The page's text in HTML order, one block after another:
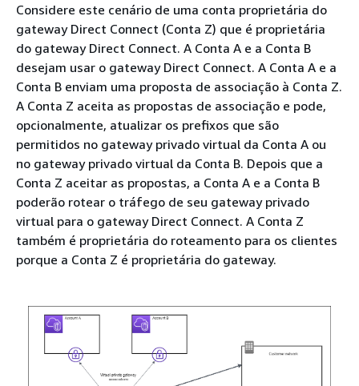
Considere este cenário de uma conta proprietária do
gateway Direct Connect (Conta Z) que é proprietária
do gateway Direct Connect. A Conta A e a Conta B
desejam usar o gateway Direct Connect. A Conta A e a
Conta B enviam uma proposta de associação à Conta Z.
A Conta Z aceita as propostas de associação e pode,
opcionalmente, atualizar os prefixos que são
permitidos no gateway privado virtual da Conta A ou
no gateway privado virtual da Conta B. Depois que a
Conta Z aceitar as propostas, a Conta A e a Conta B
poderão rotear o tráfego de seu gateway privado
virtual para o gateway Direct Connect. A Conta Z
também é proprietária do roteamento para os clientes
porque a Conta Z é proprietária do gateway.